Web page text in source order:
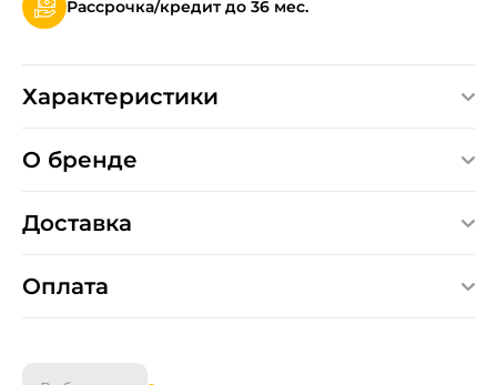
Рассрочка/кредит до 36 мес.
Характеристики
О бренде
Доставка
Оплата